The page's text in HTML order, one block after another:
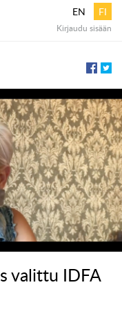
EN FI
Kirjaudu sisään
valittu IDFA